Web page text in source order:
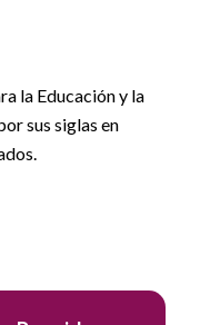
la Educación y la
sus siglas en